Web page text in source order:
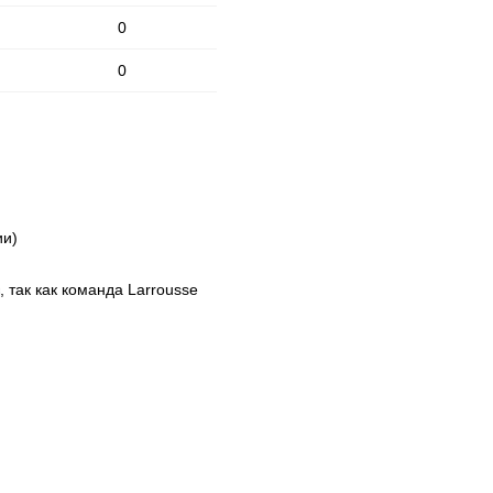
0
0
как команда Larrousse